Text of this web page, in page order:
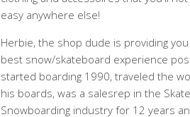
easy anywhere else!
Herbie, the shop dude is providing
best snow/skateboard experience
started boarding 1990, traveled the
his boards, was a salesrep in the
Snowboarding industry for 12 years